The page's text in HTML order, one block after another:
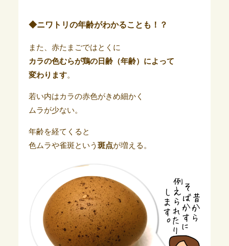
◆ニワトリの年齢がわかることも！？
また、赤たまごではとくに
カラの色むらが鶏の日齢（年齢）によって
変わります。
若い内はカラの赤色がきめ細かく
ムラが少ない。
年齢を経てくると
色ムラや雀斑という 斑点が増える。